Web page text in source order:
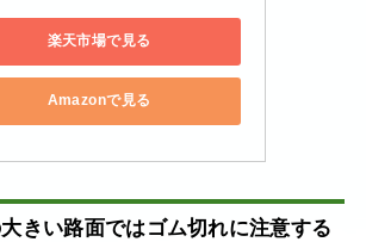
楽天市場で見る
Amazonで見る
きい路面ではゴム切れに注意する